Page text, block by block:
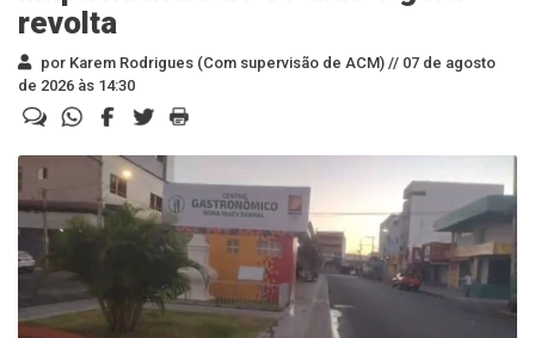
revolta
por Karem Rodrigues (Com supervisão de ACM) // 07 de agosto
de 2026 às 14:30